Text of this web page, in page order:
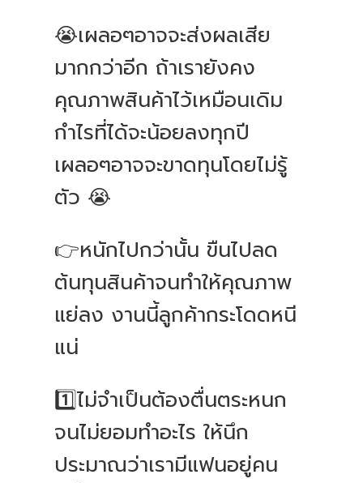
😭เผลอๆอาจจะส่งผลเสีย
มากกว่าอีก ถ้าเรายังคง
คุณภาพสินค้าไว้เหมือนเดิม
กำไรที่ได้จะน้อยลงทุกปี
เผลอๆอาจจะขาดทุนโดยไม่รู้
ตัว 😭
👉หนักไปกว่านั้น ขืนไปลด
ต้นทุนสินค้าจนทำให้คุณภาพ
แย่ลง งานนี้ลูกค้ากระโดดหนี
แน่
1️⃣ไม่จำเป็นต้องตื่นตระหนก
จนไม่ยอมทำอะไร ให้นึก
ประมาณว่าเรามีแฟนอยู่คน